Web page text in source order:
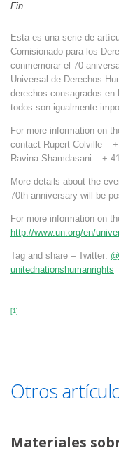
Fin
Esta es una serie de
Comisionado para los
conmemorar el 70
Universal de Derechos
derechos consagrados
todos son igualmente
For more information on
contact Rupert Colville –
Ravina Shamdasani – +
More details about the
70th anniversary will be
For more information on
http://www.un.org/en/
Tag and share – Twitter:
unitednationshumanrights
[1]
Otros
Materiales